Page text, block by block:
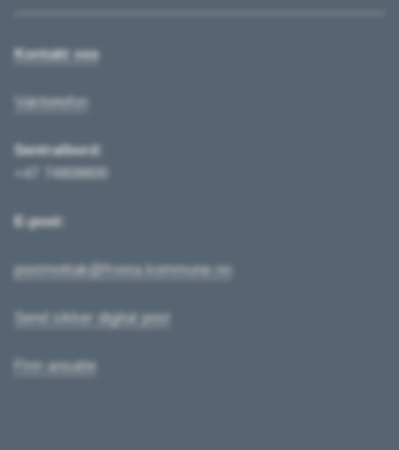
Kontakt oss
Vakttelefon
Sentralbord:
+47 74808800
E-post:
postmottak@frosta.kommune.no
Send sikker digital post
Finn ansatte